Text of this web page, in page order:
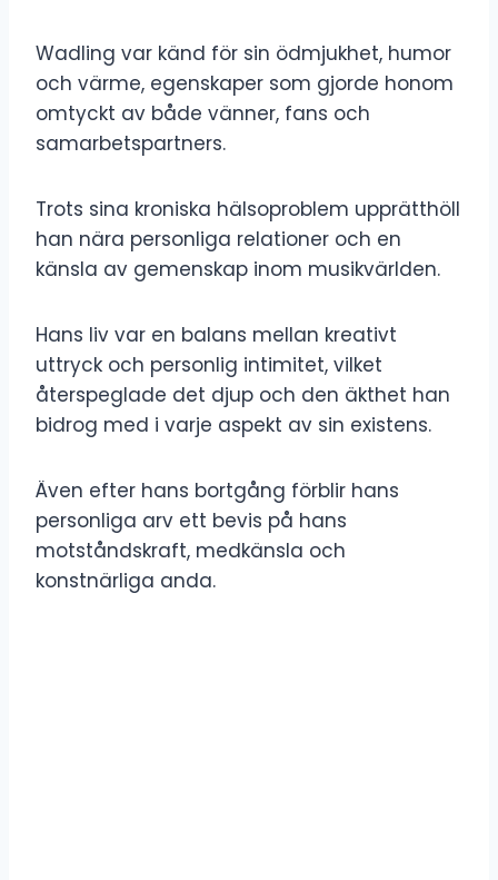
Wadling var känd för sin ödmjukhet, humor
och värme, egenskaper som gjorde honom
omtyckt av både vänner, fans och
samarbetspartners.
Trots sina kroniska hälsoproblem upprätthöll
han nära personliga relationer och en
känsla av gemenskap inom musikvärlden.
Hans liv var en balans mellan kreativt
uttryck och personlig intimitet, vilket
återspeglade det djup och den äkthet han
bidrog med i varje aspekt av sin existens.
Även efter hans bortgång förblir hans
personliga arv ett bevis på hans
motståndskraft, medkänsla och
konstnärliga anda.